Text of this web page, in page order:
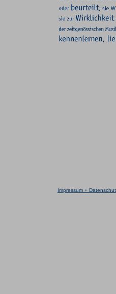
Impressum +